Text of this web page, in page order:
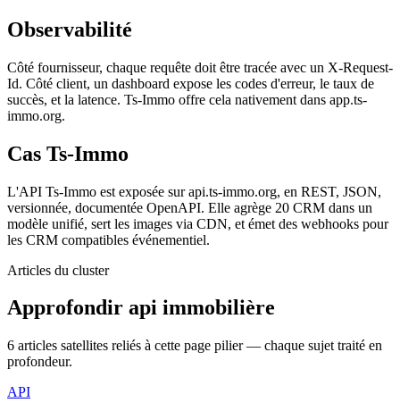
Observabilité
Côté fournisseur, chaque requête doit être tracée avec un X-Request-
Id. Côté client, un dashboard expose les codes d'erreur, le taux de
succès, et la latence. Ts-Immo offre cela nativement dans app.ts-
immo.org.
Cas Ts-Immo
L'API Ts-Immo est exposée sur api.ts-immo.org, en REST, JSON,
versionnée, documentée OpenAPI. Elle agrège 20 CRM dans un
modèle unifié, sert les images via CDN, et émet des webhooks pour
les CRM compatibles événementiel.
Articles du cluster
Approfondir api immobilière
6 articles satellites reliés à cette page pilier — chaque sujet traité en
profondeur.
API